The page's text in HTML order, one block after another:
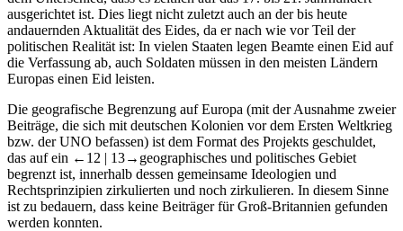
ausgerichtet ist. Dies liegt nicht zuletzt auch an der bis heute
andauernden Aktualität des Eides, da er nach wie vor Teil der
politischen Realität ist: In vielen Staaten legen Beamte einen Eid auf
die Verfassung ab, auch Soldaten müssen in den meisten Ländern
Europas einen Eid leisten.
Die geografische Begrenzung auf Europa (mit der Ausnahme zweier
Beiträge, die sich mit deutschen Kolonien vor dem Ersten Weltkrieg
bzw. der UNO befassen) ist dem Format des Projekts geschuldet,
das auf ein ←12 | 13→geographisches und politisches Gebiet
begrenzt ist, innerhalb dessen gemeinsame Ideologien und
Rechtsprinzipien zirkulierten und noch zirkulieren. In diesem Sinne
ist zu bedauern, dass keine Beiträger für Groß-Britannien gefunden
werden konnten.